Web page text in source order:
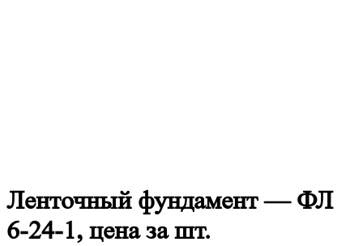
Ленточныйфундамент — ФЛ
6-24-1, цена за шт.